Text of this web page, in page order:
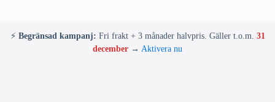
⚡ Begränsad kampanj: Fri frakt + 3 månader halvpris. Gäller t.o.m. 31
december → Aktivera nu